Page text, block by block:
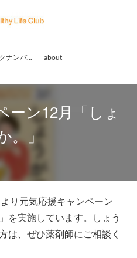
Lifeバックナンバー about
ーン12月「しょ
。」
り元気応援キャンペーン
を実施しています。しょう
は、ぜひ薬剤師にご相談く